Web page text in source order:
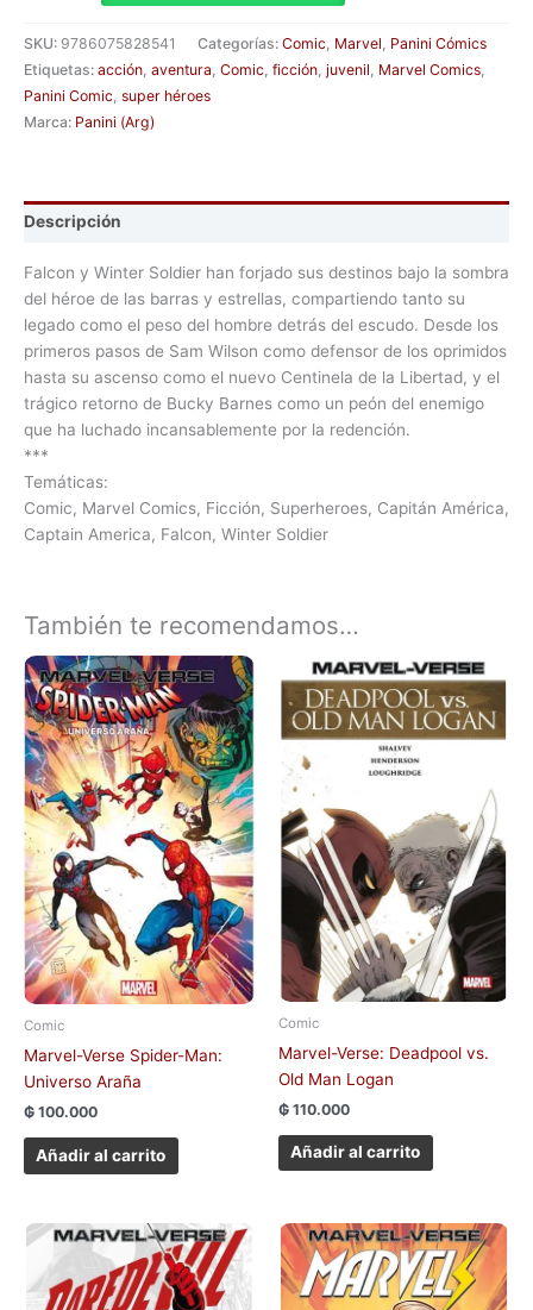
SKU: 9786075828541 Categorías: Comic Marvel Panini Cómics
Etiquetas: acción aventura Comic ficción juvenil Marvel Comics
Panini Comic super héroes
Marca: Panini (Arg)
Descripción
Falcon y Winter Soldier han forjado sus destinos bajo la sombra
del héroe de las barras y estrellas, compartiendo tanto su
legado como el peso del hombre detrás del escudo. Desde los
primeros pasos de Sam Wilson como defensor de los oprimidos
hasta su ascenso como el nuevo Centinela de la Libertad, y el
trágico retorno de Bucky Barnes como un peón del enemigo
que ha luchado incansablemente por la redención.
***
Temáticas:
Comic, Marvel Comics, Ficción, Superheroes, Capitán América,
Captain America, Falcon, Winter Soldier
También te recomendamos…
Comic
Marvel-Verse Spider-Man:
Universo Araña
₲ 100.000
Añadir al carrito
Comic
Marvel-Verse: Deadpool vs.
Old Man Logan
₲ 110.000
Añadir al carrito